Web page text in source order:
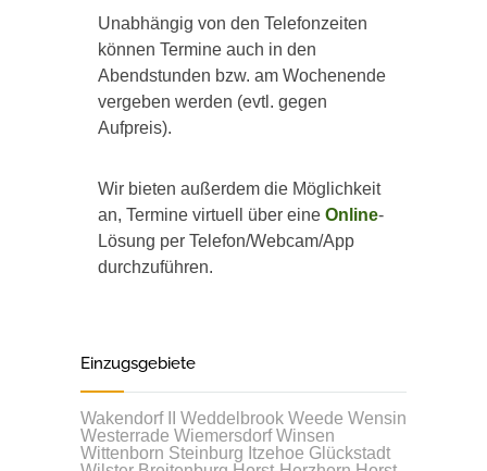
Unabhängig von den Telefonzeiten
können Termine auch in den
Abendstunden bzw. am Wochenende
vergeben werden (evtl. gegen
Aufpreis).
Wir bieten außerdem die Möglichkeit
an, Termine virtuell über eine Online-
Lösung per Telefon/Webcam/App
durchzuführen.
Einzugsgebiete
Wakendorf II Weddelbrook Weede Wensin
Westerrade Wiemersdorf Winsen
Wittenborn Steinburg Itzehoe Glückstadt